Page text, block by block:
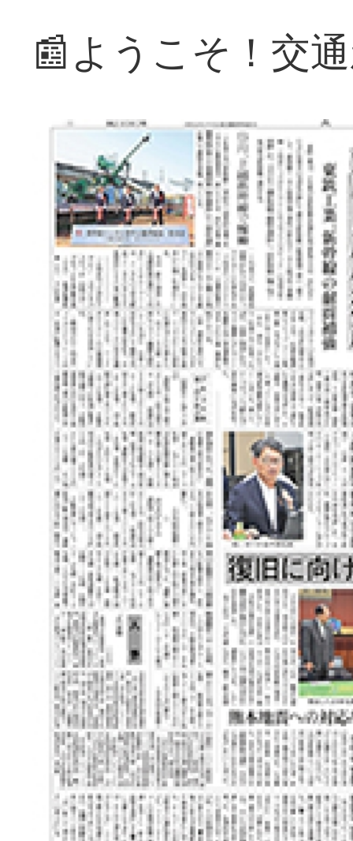
📰ようこそ！交